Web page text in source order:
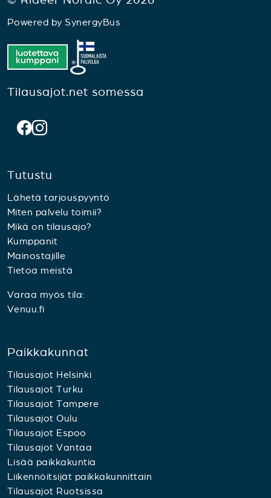
Powered by SynergyBus
Tilausajot.net somessa
Tutustu
Lähetä tarjouspyyntö
Miten palvelu toimii?
Mikä on tilausajo?
Kumppanit
Mainostajille
Tietoa meistä
Varaa myös tila:
Venuu.fi
Paikkakunnat
Tilausajot Helsinki
Tilausajot Turku
Tilausajot Tampere
Tilausajot Oulu
Tilausajot Espoo
Tilausajot Vantaa
Lisää paikkakuntia
Liikennöitsijät paikkakunnittain
Tilausajot Ruotsissa